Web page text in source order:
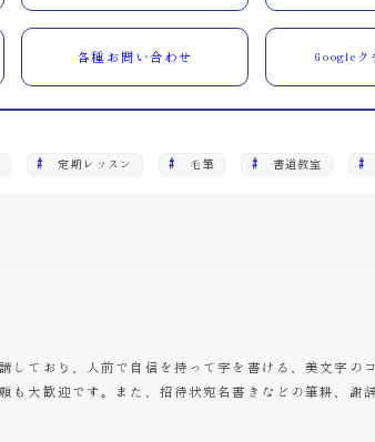
各種お問い合わせ Google
定期レッスン 毛筆 書道教室
しており、人前で自信を持って字を書ける、美文字の
も大歓迎です。また、招待状宛名書きなどの筆耕、